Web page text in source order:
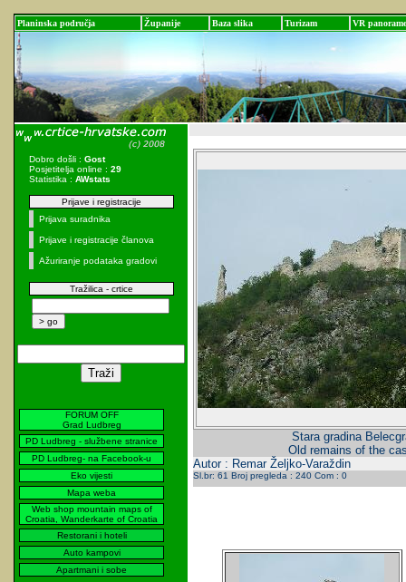
Planinska područja Županije Baza slika Turizam VR panorame
Dobro došli : Gost
Posjetitelja online : 29
Statistika : AWstats
Prijave i registracije
Prijava suradnika
Prijave i registracije članova
Ažuriranje podataka gradovi
Tražilica - crtice
FORUM OFF
Grad Ludbreg
PD Ludbreg - službene stranice
PD Ludbreg- na Facebook-u
Eko vijesti
Mapa weba
Web shop mountain maps of
Croatia, Wanderkarte of Croatia
Restorani i hoteli
Auto kampovi
Apartmani i sobe
Stara gradina
Old remains of the
Autor : Remar Željko-Varaždin
Sl.br: 61 Broj pregleda : 240 Com : 0